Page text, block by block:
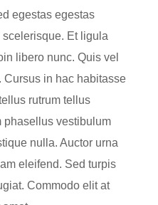
egestas egestas
Et ligula
libero nunc. Quis vel
Cursus in hac habitasse
rutrum tellus
phasellus vestibulum
nulla. Auctor urna
eleifend. Sed turpis
Commodo elit at